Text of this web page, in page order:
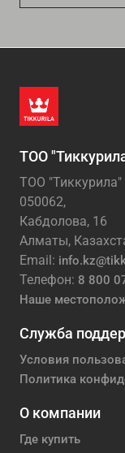
ТОО
ТОО "Тиккурила"
050062,
Кабдолова, 16
Алматы,
Email:
Телефон: 8 800
Наше
Служба
Условия
Политика
О компании
Где купить